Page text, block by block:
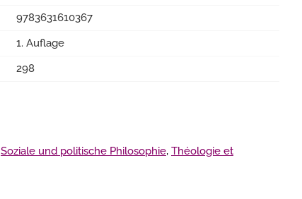
9783631610367
1. Auflage
298
Soziale und politische Philosophie, Théologie et